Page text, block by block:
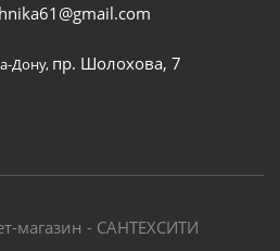
Дону, пр. Шолохова, 7
магазин - САНТЕХСИТИ